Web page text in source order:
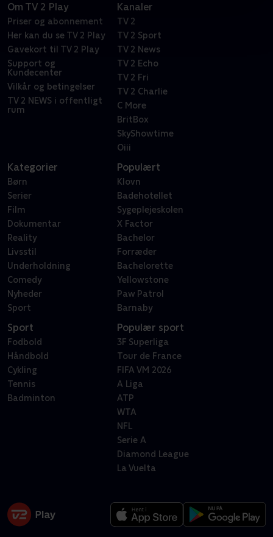
Om TV 2 Play
Priser og abonnement
Her kan du se TV 2 Play
Gavekort til TV 2 Play
Support og
Kundecenter
Vilkår og betingelser
TV 2 NEWS i offentligt
rum
Kanaler
TV 2
TV 2 Sport
TV 2 News
TV 2 Echo
TV 2 Fri
TV 2 Charlie
C More
BritBox
SkyShowtime
Oiii
Kategorier
Børn
Serier
Film
Dokumentar
Reality
Livsstil
Underholdning
Comedy
Nyheder
Sport
Populært
Klovn
Badehotellet
Sygeplejeskolen
X Factor
Bachelor
Forræder
Bachelorette
Yellowstone
Paw Patrol
Barnaby
Sport
Fodbold
Håndbold
Cykling
Tennis
Badminton
Populær sport
3F Superliga
Tour de France
FIFA VM 2026
A Liga
ATP
WTA
NFL
Serie A
Diamond League
La Vuelta